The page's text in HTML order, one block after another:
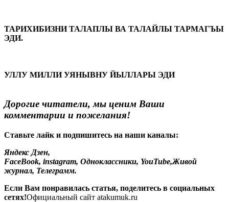
ТАРИХИБИЗНИ ТАЛАПЛЫ ВА ТАЛАЙЛЫ ТАРМАГЪЫ
ЭДИ.
УЛЛУ МИЛЛИ УЯНЫВНУ ЙЫЛЛАРЫ ЭДИ
Дорогие читатели, мы ценим Ваши
комментарии и пожелания!
Ставьте лайк и подпишитесь на наши каналы:
Яндекс Дзен,
FaceBook, instagram, Одноклассники, YouTube,Живой
журнал, Телеграмм.
Если Вам понравилась статья, поделитесь в социальных
сетях!Официальный сайт atakumuk.ru